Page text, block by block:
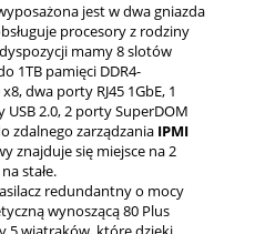
jest w dwa gniazda
procesory z rodziny
mamy 8 slotów
1TB pamięci DDR4-
dwa porty RJ45 1GbE, 1
2.0, 2 porty SuperDOM
zdalnego zarządzania IPMI
znajduje się miejsce na 2
stałe.
redundantny o mocy
wynoszącą 80 Plus